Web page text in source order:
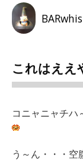
これはええ
コニャニャチハ
う～ん・・・空